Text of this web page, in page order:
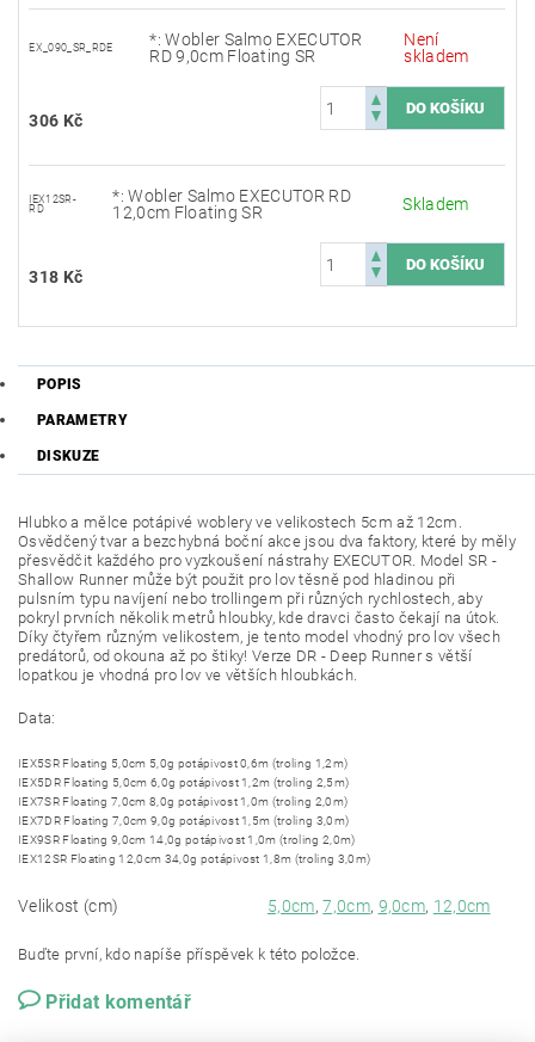
EX_090_SR_RDE
*: Wobler Salmo EXECUTOR
RD 9,0cm Floating SR
Není
skladem
306 Kč
IEX12SR-
RD
*: Wobler Salmo EXECUTOR RD
12,0cm Floating SR
Skladem
318 Kč
POPIS
PARAMETRY
DISKUZE
Hlubko a mělce potápivé woblery ve velikostech 5cm až 12cm.
Osvědčený tvar a bezchybná boční akce jsou dva faktory, které by měly
přesvědčit každého pro vyzkoušení nástrahy EXECUTOR. Model SR -
Shallow Runner může být použit pro lov těsně pod hladinou při
pulsním typu navíjení nebo trollingem při různých rychlostech, aby
pokryl prvních několik metrů hloubky, kde dravci často čekají na útok.
Díky čtyřem různým velikostem, je tento model vhodný pro lov všech
predátorů, od okouna až po štiky! Verze DR - Deep Runner s větší
lopatkou je vhodná pro lov ve větších hloubkách.
Data:
IEX5SR Floating 5,0cm 5,0g potápivost 0,6m (troling 1,2m)
IEX5DR Floating 5,0cm 6,0g potápivost 1,2m (troling 2,5m)
IEX7SR Floating 7,0cm 8,0g potápivost 1,0m (troling 2,0m)
IEX7DR Floating 7,0cm 9,0g potápivost 1,5m (troling 3,0m)
IEX9SR Floating 9,0cm 14,0g potápivost 1,0m (troling 2,0m)
IEX12SR Floating 12,0cm 34,0g potápivost 1,8m (troling 3,0m)
Velikost (cm) 5,0cm,7,0cm, 9,0cm, 12,0cm
Buďte první, kdo napíše příspěvek k této položce.
Přidat komentář